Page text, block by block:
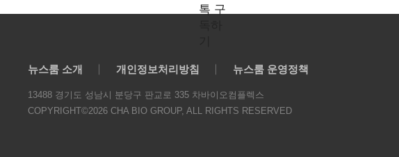
뉴스룸 소개 개인정보처리방침 뉴스룸 운영정책
13488 경기도 성남시 분당구 판교로 335 차바이오컴플렉스
COPYRIGHT©2026 CHA BIO GROUP, ALL RIGHTS RESERVED